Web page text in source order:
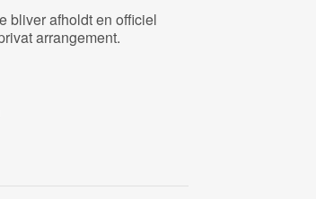
bliver afholdt en officiel
arrangement.